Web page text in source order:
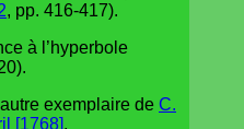
, pp. 416-417).
à l’hyperbole
exemplaire de C.
[1768],